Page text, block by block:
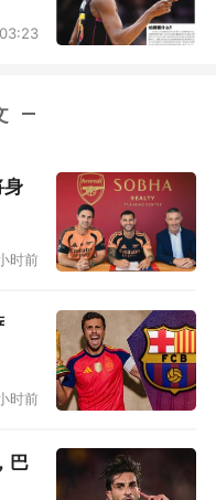
年夺冠只是开端...”
记者，夺得这一座
配得上这一座冠军
是说因为运气好或者
力，真真切切拿下
人努力拼搏而取得
家德比”的拜仁慕
身
时前
时前
巴